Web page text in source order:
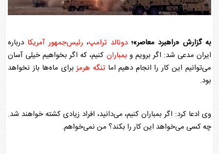
به گزارش «راهبرد معاصر»؛ دونالد ترامپ، رئیس‌جمهور آمریکا درباره
ایران مدعی شد: اگر برویم و بمباران کنیم، که اگر بخواهیم خیلی آسان
می‌توانیم این کار را انجام دهیم اماتنگه هرمزبرای ماه‌ها باز نخواهد
بود.
وی ادعا کرد: اگر بمبارانکنیم، می‌دانید، افراد زیادی کشته خواهند شد.
چه کسی می‌خواهد این کار را بکند؟ من نمی‌خواهم.